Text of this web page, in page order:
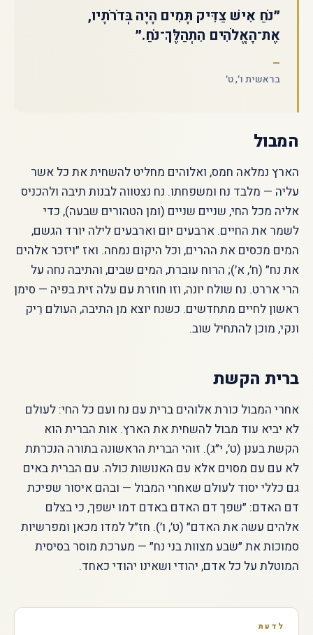
״נֹחַ אִישׁ צַדִּיק תָּמִים הָיָה בְּדֹרֹתָיו,
אֶת־הָאֱלֹהִים הִתְהַלֶּךְ־נֹחַ.״
בראשית ו׳, ט׳
המבול
הארץ נמלאה חמס, ואלוהים מחליט להשחית את כל אשר
עליה — מלבד נח ומשפחתו. נח נצטווה לבנות תיבה ולהכניס
אליה מכל החי, שניים שניים (ומן הטהורים שבעה), כדי
לשמר את החיים. ארבעים יום וארבעים לילה יורד הגשם,
המים מכסים את ההרים, וכל היקום נמחה. ואז ״ויזכר אלהים
את נח״ (ח׳, א׳); הרוח עוברת, המים שבים, והתיבה נחה על
הרי אררט. נח שולח יונה, וזו חוזרת עם עלה זית בפיה — סימן
ראשון לחיים מתחדשים. כשנח יוצא מן התיבה, העולם רֵיק
ונקי, מוכן להתחיל שוב.
ברית הקשת
אחרי המבול כורת אלוהים ברית עם נח ועם כל החי: לעולם
לא יביא עוד מבול להשחית את הארץ. אות הברית הוא
הקשת בענן (ט׳, י״ג). זוהי הברית הראשונה בתורה הנכרתת
לא עם עם מסוים אלא עם האנושות כולה. עם הברית באים
גם כללי יסוד לעולם שאחרי המבול — ובהם איסור שפיכת
דם האדם: ״שפך דם האדם באדם דמו ישפך, כי בצלם
אלהים עשה את האדם״ (ט׳, ו׳). חז״ל למדו מכאן ומפרשיות
סמוכות את ״שבע מצוות בני נח״ — מערכת מוסר בסיסית
המוטלת על כל אדם, יהודי ושאינו יהודי כאחד.
לדעת